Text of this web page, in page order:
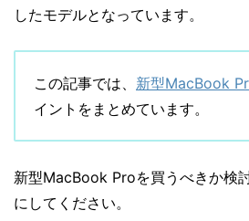
したモデルとなっています。
この記事では、 新型MacBook
イントをまとめています。
新型MacBook Proを買うべきか検
にしてください。